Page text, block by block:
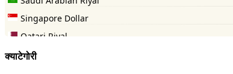
क्याटेगोरी